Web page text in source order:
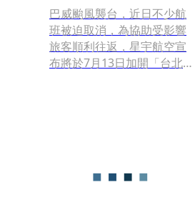
巴威颱風襲台，近日不少航
班被迫取消，為協助受影響
旅客順利往返，星宇航空宣
布將於7月13日加開「台北－